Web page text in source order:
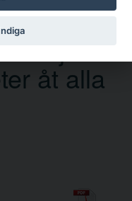
åt alla